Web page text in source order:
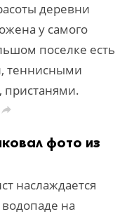
деревни
у самого
поселке есть
теннисными
пристанями.

фото из
наслаждается
на